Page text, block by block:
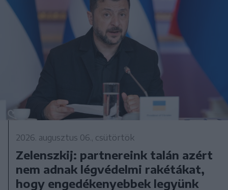
2026. augusztus 06., csütörtök
Zelenszkij: partnereink talán azért
nem adnak légvédelmi rakétákat,
hogy engedékenyebbek legyünk